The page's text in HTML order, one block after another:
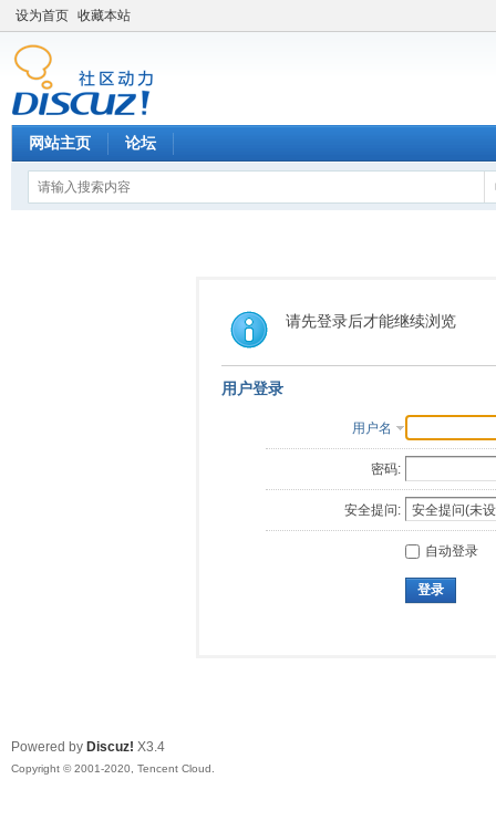
设为首页 收藏本站
网站主页 论坛
请先登录后才能继续浏览
用户登录
用户名
密码:
安全提问:
自动登录
登录
Powered by Discuz! X3.4
Copyright © 2001-2020, Tencent Cloud.